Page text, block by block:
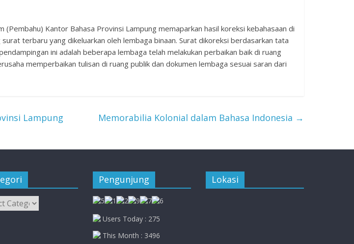
Kantor Bahasa Provinsi Lampung memaparkan hasil koreksi kebahasaan di
terbaru yang dikeluarkan oleh lembaga binaan. Surat dikoreksi berdasarkan tata
ini adalah beberapa lembaga telah melakukan perbaikan baik di ruang
memperbaikan tulisan di ruang publik dan dokumen lembaga sesuai saran dari
Lampung Memorabilia Kolonial dalam Bahasa Indonesia →
Pengunjung
Users Today : 275
This Month : 3496
Lokasi